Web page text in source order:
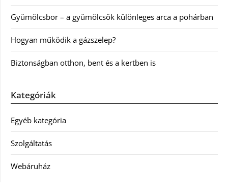
Gyümölcsbor – a gyümölcsök különleges arca a pohárban
Hogyan működik a gázszelep?
Biztonságban otthon, bent és a kertben is
Kategóriák
Egyéb kategória
Szolgáltatás
Webáruház